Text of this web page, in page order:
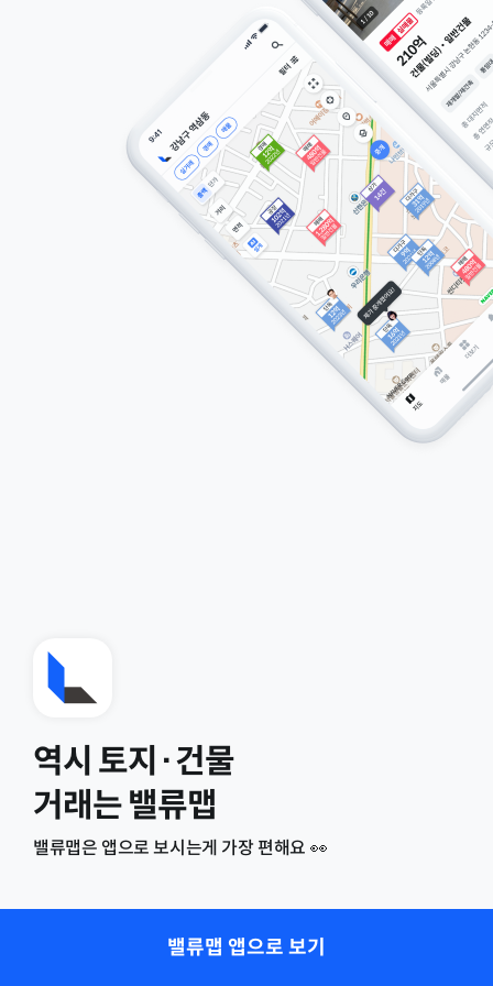
역시 토지·건물
거래는 밸류맵
밸류맵은 앱으로 보시는게 가장 편해요 👀
밸류맵 앱으로 보기